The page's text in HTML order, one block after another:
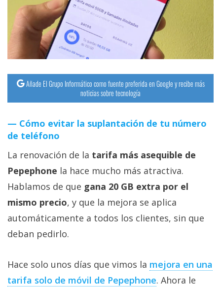
Añade El Grupo Informático como fuente preferida en Google y recibe más
noticias sobre tecnología
Cómo evitar la suplantación de tu número
de teléfono
La renovación de la tarifa más asequible de
Pepephone la hace mucho más atractiva.
Hablamos de que gana 20 GB extra por el
mismo precio, y que la mejora se aplica
automáticamente a todos los clientes, sin que
deban pedirlo.
Hace solo unos días que vimos la mejora en una
tarifa solo de móvil de Pepephone‎. Ahora le